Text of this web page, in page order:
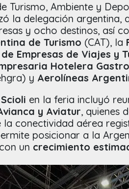
Turismo, Ambiente y
la delegación argentina,
y ocho destinos, así
de Turismo (CAT), la
Empresas de Viajes y
Hotelera
y Aerolíneas
Scioli en la feria incluyó
y Aviatur, quienes
la conectividad aérea
posicionar a la
un crecimiento